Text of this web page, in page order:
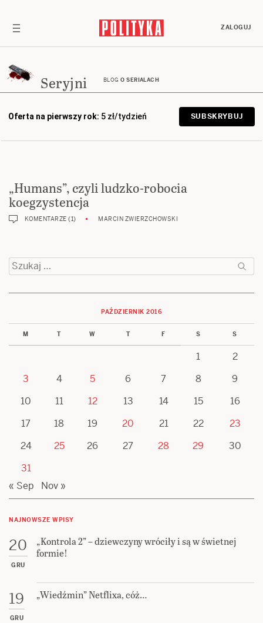
ZALOGUJ
Seryjni BLOG O SERIALACH
Oferta na pierwszy rok: 5 zł/tydzień SUBSKRYBUJ
„Humans”, czyli ludzko-robocia
koegzystencja
KOMENTARZE (1) MARCIN ZWIERZCHOWSKI
Szukaj:
PAŹDZIERNIK 2016
M T W T F S S
1
2
3
4 5 6 7 8
9
10
11 12 13 14 15
16
17
18 19 20 21 22
23
24
25 26 27 28 29
30
31
« Sep
Nov »
NAJNOWSZE WPISY
20
GRU
„Kontrola 2” – dziewczyny wróciły i są w świetnej
formie!
19
GRU
„Wiedźmin” Netflixa, cóż…